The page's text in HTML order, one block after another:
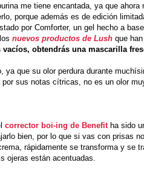
me tiene encantada, ya que ahora
porque además es de edición
por Comforter, un gel hecho a
nuevos productos de Lush que
vacíos, obtendrás una mascarilla
ya que su olor perdura durante
sus notas cítricas, no es un olor
corrector boi-ing de Benefit ha sido
bien, por lo que si vas con prisas
rápidamente se transforma y se
ojeras están acentuadas.